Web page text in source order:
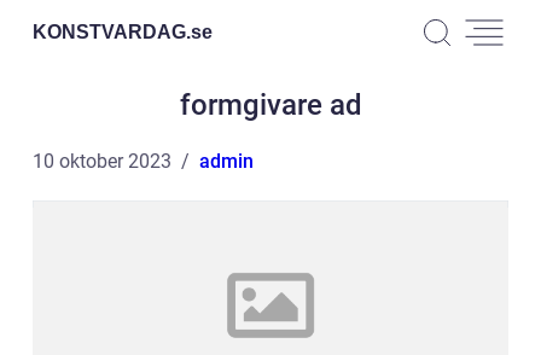
KONSTVARDAG.se
formgivare ad
10 oktober 2023 admin